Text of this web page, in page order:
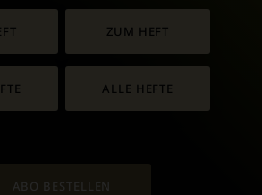
ZUM HEFT
ALLE HEFTE
ABO BESTELLEN